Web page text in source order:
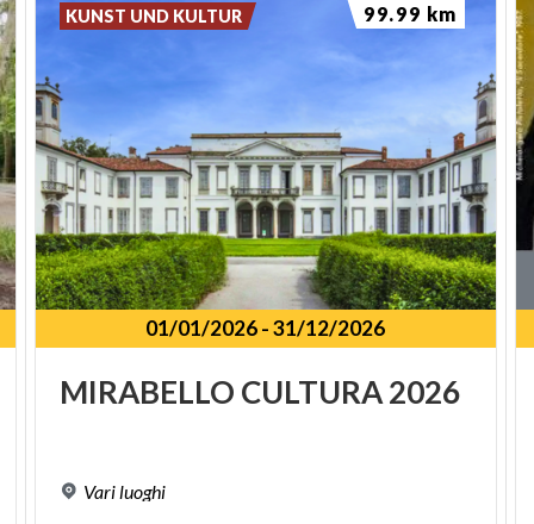
01/01/2026-31/12/2026
MIRABELLO CULTURA2026
Vari luoghi
KUNST UND KULTUR 99.99 km